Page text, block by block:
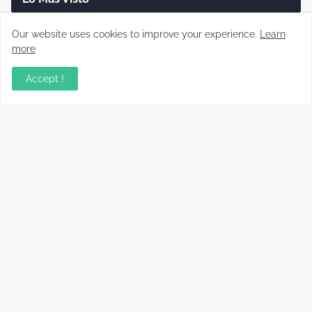
Disco duro dañado: cómo recuperar tus
archivos paso a paso (Guía real)
Our website uses cookies to improve your experience.
Learn
more
Accept !